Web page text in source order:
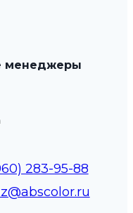
менеджеры
283-95-88